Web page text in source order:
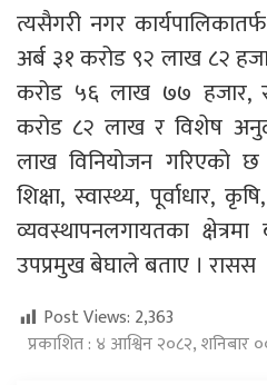
त्यसैगरी नगर
अर्ब ३१ करोड ९२ लाख ८२
करोड ५६ लाख ७७
करोड ८२ लाख र विशेष
लाख विनियोजन गरिएको
शिक्षा, स्वास्थ्य, पूर्वाधार,
व्यवस्थापनलगायतका
उपप्रमुख बेघाले बताए । रासस
Post Views: 2,363
प्रकाशित : ४ आश्विन २०८२, शनिबार